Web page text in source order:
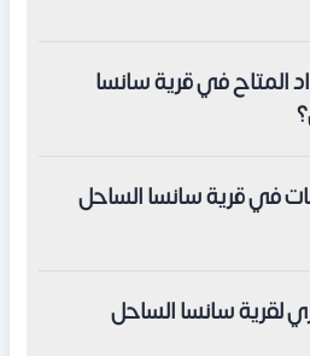
الصغيرة على حدٍّ سواء.
الواحدة، وتبدأ أسعار شاليهات
المتاح في قرية سانسا
الشمالي نظامان للسداد بدون
فوائد: الأول بمقدم 10% وتقسيط على 7 سنوات، والثاني بمقدم
في قرية سانسا الساحل
المائية والنوادي الرياضية والجيم
لقرية سانسا الساحل